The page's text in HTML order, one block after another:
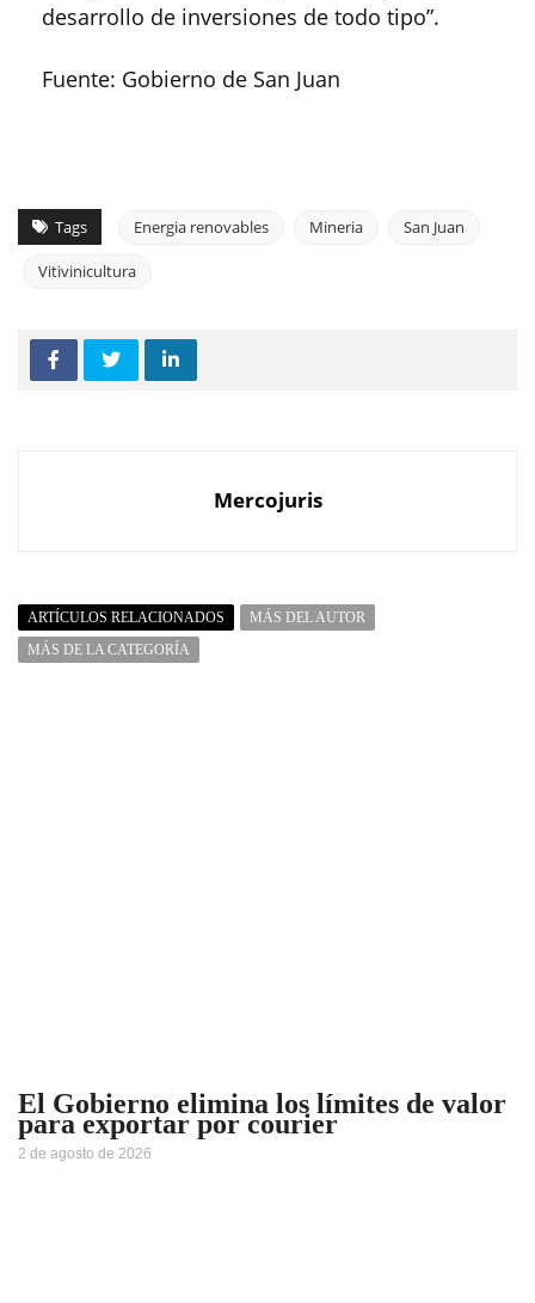
desarrollo de inversiones de todo tipo”.
Fuente: Gobierno de San Juan
Tags Energia renovables Mineria San Juan
Vitivinicultura
Mercojuris
ARTÍCULOS RELACIONADOS
MÁS DEL AUTOR
MÁS DE LA CATEGORÍA
El Gobierno elimina los límites de valor
para exportar por courier
2 de agosto de 2026